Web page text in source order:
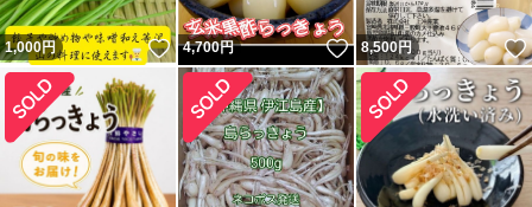
1,000円 いいね！
4,700円 いいね！
8,500円